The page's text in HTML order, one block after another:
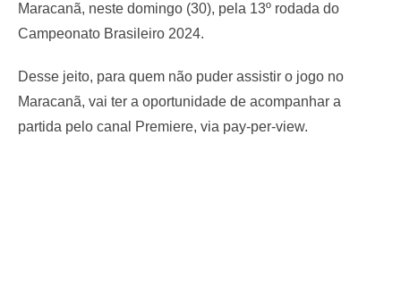
Maracanã, neste domingo (30), pela 13º rodada do
Campeonato Brasileiro 2024.
Desse jeito, para quem não puder assistir o jogo no
Maracanã, vai ter a oportunidade de acompanhar a
partida pelo canal Premiere, via pay-per-view.